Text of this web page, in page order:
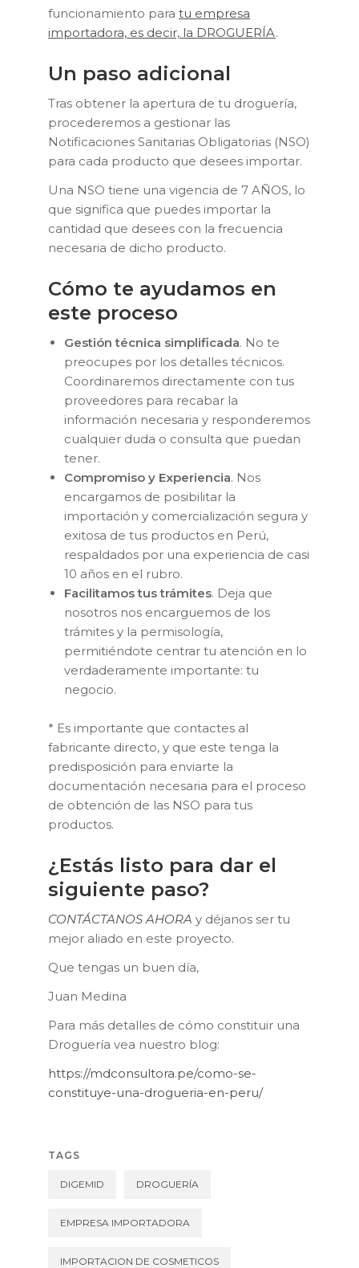
funcionamiento para tu empresa
importadora, es decir, la DROGUERÍA.
Un paso adicional
Tras obtener la apertura de tu droguería,
procederemos a gestionar las
Notificaciones Sanitarias Obligatorias (NSO)
para cada producto que desees importar.
Una NSO tiene una vigencia de 7 AÑOS, lo
que significa que puedes importar la
cantidad que desees con la frecuencia
necesaria de dicho producto.
Cómo te ayudamos en
este proceso
Gestión técnica simplificada. No te
preocupes por los detalles técnicos.
Coordinaremos directamente con tus
proveedores para recabar la
información necesaria y responderemos
cualquier duda o consulta que puedan
tener.
Compromiso y Experiencia. Nos
encargamos de posibilitar la
importación y comercialización segura y
exitosa de tus productos en Perú,
respaldados por una experiencia de casi
10 años en el rubro.
Facilitamos tus trámites. Deja que
nosotros nos encarguemos de los
trámites y la permisología,
permitiéndote centrar tu atención en lo
verdaderamente importante: tu
negocio.
* Es importante que contactes al
fabricante directo, y que este tenga la
predisposición para enviarte la
documentación necesaria para el proceso
de obtención de las NSO para tus
productos.
¿Estás listo para dar el
siguiente paso?
CONTÁCTANOS AHORA y déjanos ser tu
mejor aliado en este proyecto.
Que tengas un buen día,
Juan Medina
Para más detalles de cómo constituir una
Droguería vea nuestro blog:
https://mdconsultora.pe/como-se-
constituye-una-drogueria-en-peru/
TAGS
DIGEMID DROGUERÍA
EMPRESA IMPORTADORA
IMPORTACION DE COSMETICOS